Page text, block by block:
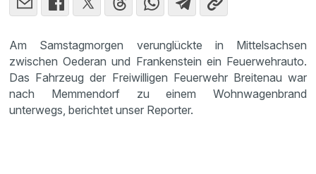
Am Samstagmorgen verunglückte in Mittelsachsen
zwischen Oederan und Frankenstein ein Feuerwehrauto.
Das Fahrzeug der Freiwilligen Feuerwehr Breitenau war
nach Memmendorf zu einem Wohnwagenbrand
unterwegs, berichtet unser Reporter.